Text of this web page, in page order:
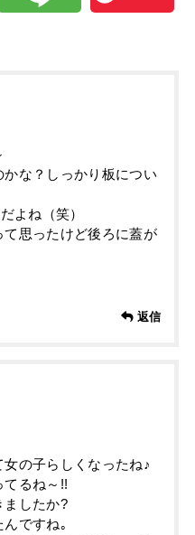
な？しっかり板につい
よね（笑）
思ったけど後ろに蓋が
返信
の子らしくなったね♪
てるね～!!
ましたか?
んですね｡